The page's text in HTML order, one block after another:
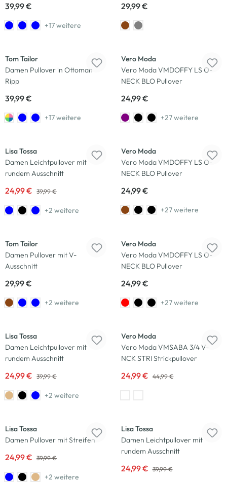
39,99 €
+17 weitere
29,99 €
Tom Tailor
Damen Pullover in Ottoman
Ripp
39,99 €
+17 weitere
Vero Moda
Vero Moda VMDOFFY LS O-
NECK BLO Pullover
24,99 €
+27 weitere
Lisa Tossa
Damen Leichtpullover mit
rundem Ausschnitt
24,99 € 39,99 €
+2 weitere
Vero Moda
Vero Moda VMDOFFY LS O-
NECK BLO Pullover
24,99 €
+27 weitere
Tom Tailor
Damen Pullover mit V-
Ausschnitt
29,99 €
+2 weitere
Vero Moda
Vero Moda VMDOFFY LS O-
NECK BLO Pullover
24,99 €
+27 weitere
Lisa Tossa
Damen Leichtpullover mit
rundem Ausschnitt
24,99 € 39,99 €
+2 weitere
Vero Moda
Vero Moda VMSABA 3/4 V-
NCK STRI Strickpullover
24,99 € 44,99 €
Lisa Tossa
Damen Pullover mit Streifen
24,99 € 39,99 €
+2 weitere
Lisa Tossa
Damen Leichtpullover mit
rundem Ausschnitt
24,99 € 39,99 €